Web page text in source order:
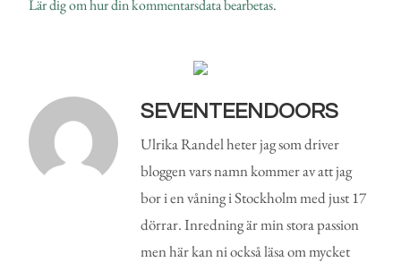
Lär dig om hur din kommentarsdata bearbetas.
SEVENTEENDOORS
Ulrika Randel heter jag som driver
bloggen vars namn kommer av att jag
bor i en våning i Stockholm med just 17
dörrar. Inredning är min stora passion
men här kan ni också läsa om mycket